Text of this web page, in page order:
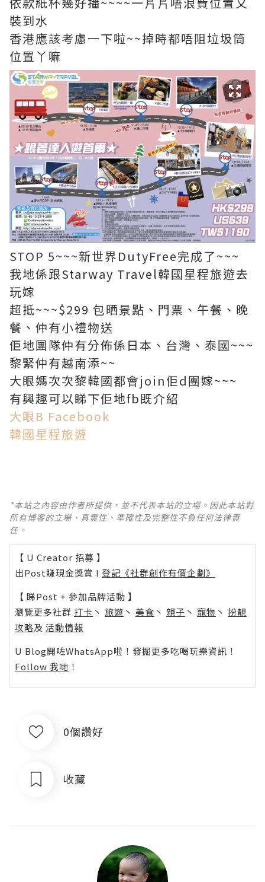
裝到水
香港應該考慮一下啦~~掉時都唔阻垃圾筒
位置丫嘛
STOP 5~~~新世界DutyFree完成了~~~
我地係跟Starway Travel韓國星程旅遊去
玩嫁
超抵~~~$299 包晒景點、門票、午餐、晚
餐、仲有小禮物送
佢地團隊仲有分佈係日本、台灣、泰國~~~
黎緊仲有越南添~~
大眼媽次次黎韓國都會join佢d團嫁~~~
有興趣可以睇下佢地fb既介紹
大眼B Facebook
韓國星程旅遊
*本站之內容由作者所提供，並不代表本站的立場。因此本站對
所有博客的立場、真實性、準確性及完整性不負任何法律責
任。
【 U Creator 招募 】
出Post賺現金獎賞 l 登記《社群創作有價企劃》
【 睇Post + 參加品牌活動 】
瀏覽更多社群 打卡 丶 旅遊 丶 美食 丶 親子 丶 寵物 丶 扮靚
攻略及 活動情報
U Blog開咗WhatsApp啦！發掘更多吃喝玩樂資訊！
Follow 我哋 ！
0個讚好
收藏